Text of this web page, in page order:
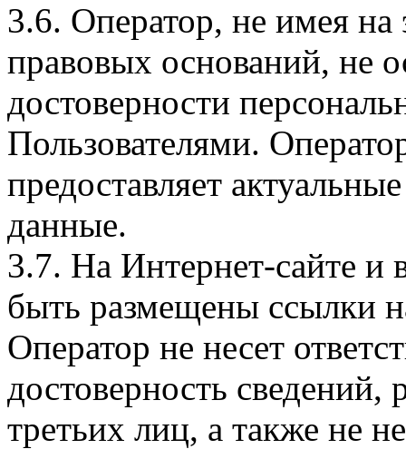
3.6. Оператор, не имея
правовых оснований, не
достоверности
Пользователями.
предоставляет
данные.
3.7. На Интернет-сайте
быть размещены ссылки
Оператор не несет
достоверность
третьих лиц, а также не